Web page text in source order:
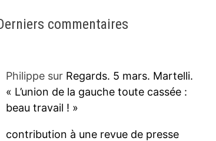
:
commentaires
Philippesur Regards. 5 mars. Martelli.
« L’union de la gauche toute cassée :
beau travail ! »
contribution à une revue de presse